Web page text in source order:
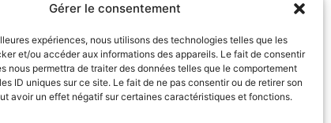
Gérer le consentement
expériences, nous utilisons des technologies telles que les
et/ou accéder aux informations des appareils. Le fait de consentir
nous permettra de traiter des données telles que le comportement
ID uniques sur ce site. Le fait de ne pas consentir ou de retirer son
avoir un effet négatif sur certaines caractéristiques et fonctions.